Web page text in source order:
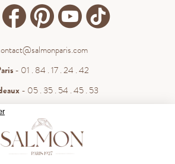
- 01 . 84 . 17 . 24 . 42
- 05 . 35 . 54 . 45 . 53
Paiement sécurisé